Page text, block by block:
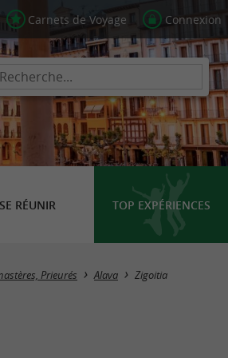
Carnets de Voyage Connexion
SE RÉUNIR TOP EXPÉRIENCES
Masquer la carte
Prieurés Alava Zigoitia